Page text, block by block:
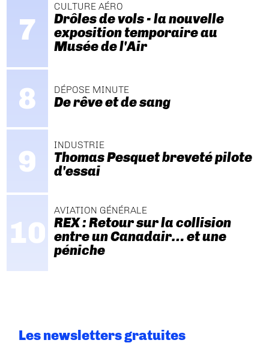
CULTURE AÉRO
Drôles de vols - la nouvelle
exposition temporaire au
Musée de l'Air
DÉPOSE MINUTE
De rêve et de sang
INDUSTRIE
Thomas Pesquet breveté pilote
d'essai
AVIATION GÉNÉRALE
REX : Retour sur la collision
entre un Canadair… et une
péniche
Les newsletters gratuites